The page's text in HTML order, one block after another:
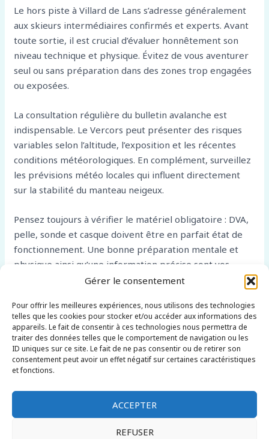
Gérer le consentement
Pour offrir les meilleures expériences, nous utilisons des technologies
telles que les cookies pour stocker et/ou accéder aux informations des
appareils. Le fait de consentir à ces technologies nous permettra de
traiter des données telles que le comportement de navigation ou les
ID uniques sur ce site. Le fait de ne pas consentir ou de retirer son
consentement peut avoir un effet négatif sur certaines caractéristiques
et fonctions.
ACCEPTER
REFUSER
Le hors piste à Villard de Lans s’adresse généralement
aux skieurs intermédiaires confirmés et experts. Avant
toute sortie, il est crucial d’évaluer honnêtement son
niveau technique et physique. Évitez de vous aventurer
seul ou sans préparation dans des zones trop engagées
ou exposées.
La consultation régulière du bulletin avalanche est
indispensable. Le Vercors peut présenter des risques
variables selon l’altitude, l’exposition et les récentes
conditions météorologiques. En complément, surveillez
les prévisions météo locales qui influent directement
sur la stabilité du manteau neigeux.
Pensez toujours à vérifier le matériel obligatoire : DVA,
pelle, sonde et casque doivent être en parfait état de
fonctionnement. Une bonne préparation mentale et
physique ainsi qu’une information précise sont vos
meilleurs alliés pour profiter pleinement du hors piste
En conclusion, le hors piste à Villard de Lans conjugue
plaisir intense et exigences sécuritaires spécifiques. Se
préparer correctement, choisir son encadrement et
respecter les règles élémentaires sont essentiels pour